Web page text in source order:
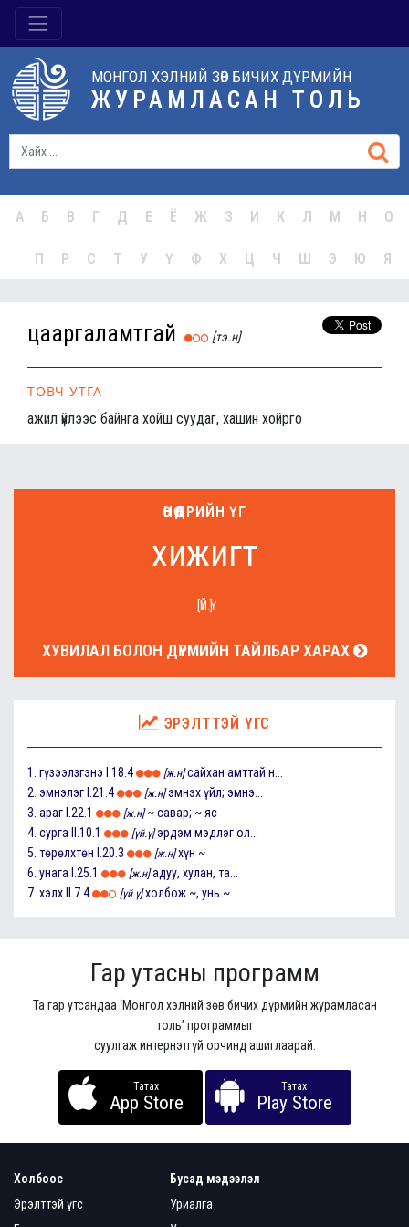
МОНГОЛ ХЭЛНИЙ ЗӨВ БИЧИХ ДҮРМИЙН
ЖУРАМЛАСАН ТОЛЬ
А Б В Г Д Е Ё Ж З И К Л М Н О
П Р С Т У Ү Ф Х Ц Ч Ш Э Ю Я
цааргаламтгай [тэ.н]
ТОВЧ УТГА
ажил үйлээс байнга хойш суудаг, хашин хойрго
ӨНӨӨДРИЙН ҮГ
хижигт
[ҮЙ.Ү]
ХУВИЛАЛ БОЛОН ДҮРМИЙН ТАЙЛБАР ХАРАХ
ЭРЭЛТТЭЙ ҮГС
1. гүзээлзгэнэ I.18.4 [ж.н] сайхан амттай н...
2. эмнэлэг I.21.4 [ж.н] эмнэх үйл; эмнэ...
3. араг I.22.1 [ж.н] ~ савар; ~ яс
4. сурга II.10.1 [үй.ү] эрдэм мэдлэг ол...
5. төрөлхтөн I.20.3 [ж.н] хүн ~
6. унага I.25.1 [ж.н] адуу, хулан, та...
7. хэлх II.7.4 [үй.ү] холбож ~, унь ~...
Гар утасны программ
Та гар утсандаа ‘Монгол хэлний зөв бичих дүрмийн журамласан
толь’ программыг
суулгаж интернэтгүй орчинд ашиглаарай.
Татах
App Store
Татах
Play Store
Холбоос
Эрэлттэй үгс
Бусад мэдээлэл
Уриалга